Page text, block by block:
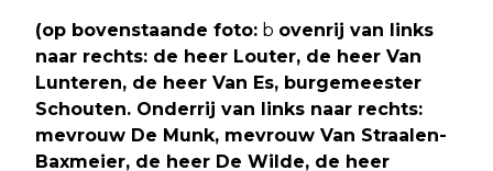
(op bovenstaande foto: b ovenrij van links
naar rechts: de heer Louter, de heer Van
Lunteren, de heer Van Es, burgemeester
Schouten. Onderrij van links naar rechts:
mevrouw De Munk, mevrouw Van Straalen-
Baxmeier, de heer De Wilde, de heer